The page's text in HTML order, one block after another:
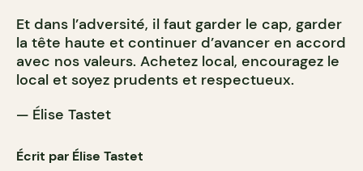
Et dans l’adversité, il faut garder le cap, garder
la tête haute et continuer d’avancer en accord
avec nos valeurs. Achetez local, encouragez le
local et soyez prudents et respectueux.
— Élise Tastet
Écrit par Élise Tastet